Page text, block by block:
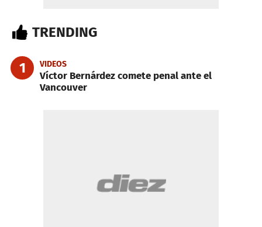
TRENDING
1 VIDEOS
Víctor Bernárdez comete penal ante el
Vancouver